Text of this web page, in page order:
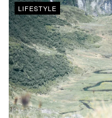
LIFESTYLE